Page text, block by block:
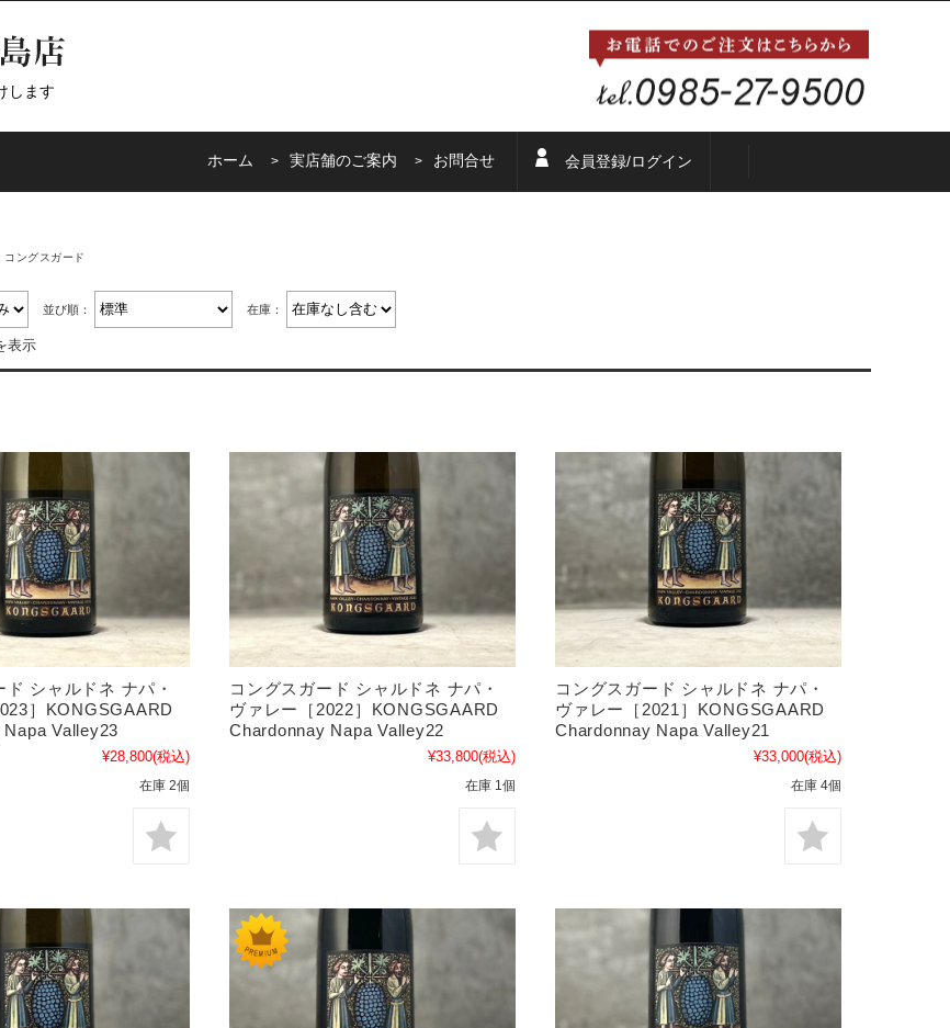
します
ホーム 実店舗のご案内 お問合せ 会員登録/ログイン
コングスガード
並び順： 在庫：
表示
ド シャルドネ ナパ・
］KONGSGAARD
Valley23
¥28,800(税込)
在庫 2個
コングスガード シャルドネ ナパ・
ヴァレー［2022］KONGSGAARD
Chardonnay Napa Valley22
¥33,800(税込)
在庫 1個
コングスガード シャルドネ ナパ・
ヴァレー［2021］KONGSGAARD
Chardonnay Napa Valley21
¥33,000(税込)
在庫 4個